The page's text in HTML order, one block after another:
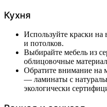
Кухня
Используйте краски на
и потолков.
Выбирайте мебель из
облицовочные
Обратите внимание на
— ламинаты с
экологически